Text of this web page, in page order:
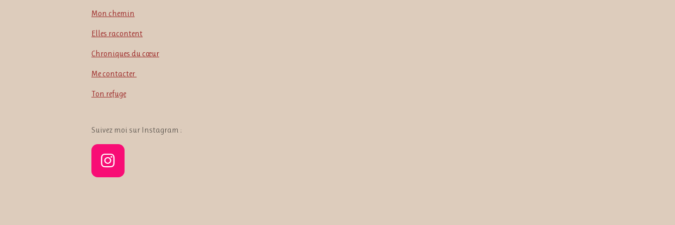
Mon chemin
Elles racontent
Chroniques du cœur
Me contacter
Ton refuge
Suivez moi sur Instagram :
I
n